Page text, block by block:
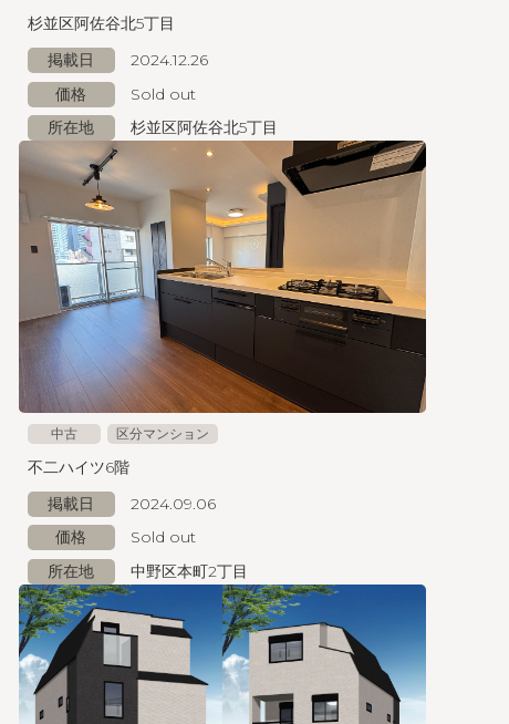
杉並区阿佐谷北5丁目
掲載日
2024.12.26
価格
Sold out
所在地
杉並区阿佐谷北5丁目
不二ハイツ6階
掲載日
2024.09.06
価格
Sold out
所在地
中野区本町2丁目
中古 区分マンション